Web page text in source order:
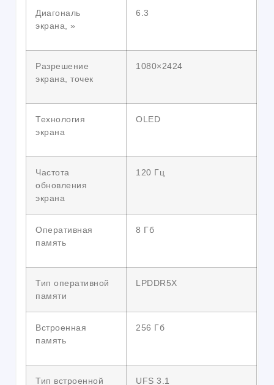
Диагональ
экрана, »
6.3
Разрешение
экрана, точек
1080×2424
Технология
экрана
OLED
Частота
обновления
экрана
120 Гц
Оперативная
память
8 Гб
Тип оперативной
памяти
LPDDR5X
Встроенная
память
256 Гб
Тип встроенной UFS 3.1